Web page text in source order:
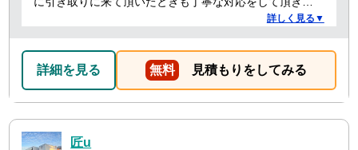
詳しく見る▼
詳細を見る 無料 見積もりをしてみる
匠u